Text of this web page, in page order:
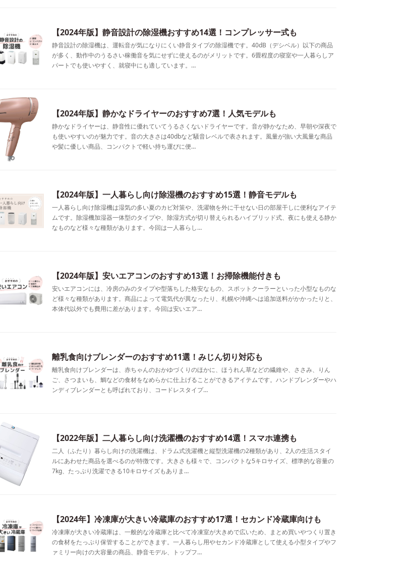
【2024年版】静音設計の除湿機おすすめ14選！コンプレッサー式も
静音設計の除湿機は、運転音が気になりにくい静音タイプの除湿機です。40dB（デシベル）以下の商品
が多く、動作中のうるさい稼働音を気にせずに使えるのがメリットです。6畳程度の寝室や一人暮らしア
パートでも使いやすく、就寝中にも適しています。…
【2024年版】静かなドライヤーのおすすめ7選！人気モデルも
静かなドライヤーは、静音性に優れていてうるさくないドライヤーです。音が静かなため、早朝や深夜で
も使いやすいのが魅力です。音の大きさは40dbなど騒音レベルで表されます。風量が強い大風量な商品
や髪に優しい商品、コンパクトで軽い持ち運びに便…
【2024年版】一人暮らし向け除湿機のおすすめ15選！静音モデルも
一人暮らし向け除湿機は湿気の多い夏のカビ対策や、洗濯物を外に干せない日の部屋干しに便利なアイテ
ムです。除湿機加湿器一体型のタイプや、除湿方式が切り替えられるハイブリッド式、夜にも使える静か
なものなど様々な種類があります。今回は一人暮らし…
【2024年版】安いエアコンのおすすめ13選！お掃除機能付きも
安いエアコンには、冷房のみのタイプや型落ちした格安なもの、スポットクーラーといった小型なものな
ど様々な種類があります。商品によって電気代が異なったり、札幌や沖縄へは追加送料がかかったりと、
本体代以外でも費用に差があります。今回は安いエア…
離乳食向けブレンダーのおすすめ11選！みじん切り対応も
離乳食向けブレンダーは、赤ちゃんのおかゆづくりのほかに、ほうれん草などの繊維や、ささみ、りん
ご、さつまいも、鯛などの食材をなめらかに仕上げることができるアイテムです。ハンドブレンダーやハ
ンディブレンダーとも呼ばれており、コードレスタイプ…
【2022年版】二人暮らし向け洗濯機のおすすめ14選！スマホ連携も
二人（ふたり）暮らし向けの洗濯機は、ドラム式洗濯機と縦型洗濯機の2種類があり、2人の生活スタイ
ルにあわせた商品を選べるのが特徴です。大きさも様々で、コンパクトな5キロサイズ、標準的な容量の
7kg、たっぷり洗濯できる10キロサイズもありま…
【2024年】冷凍庫が大きい冷蔵庫のおすすめ17選！セカンド冷蔵庫向けも
冷凍庫が大きい冷蔵庫は、一般的な冷蔵庫と比べて冷凍室が大きめで広いため、まとめ買いやつくり置き
の食材をたっぷり保管することができます。一人暮らし用やセカンド冷蔵庫として使える小型タイプやフ
ァミリー向けの大容量の商品、静音モデル、トップフ…